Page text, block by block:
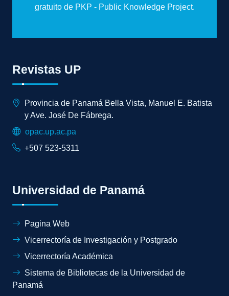
gratuito de PKP - Public Knowledge Project.
Revistas UP
Provincia de Panamá Bella Vista, Manuel E. Batista
y Ave. José De Fábrega.
opac.up.ac.pa
+507 523-5311
Universidad de Panamá
Pagina Web
Vicerrectoría de Investigación y Postgrado
Vicerrectoría Académica
Sistema de Bibliotecas de la Universidad de
Panamá